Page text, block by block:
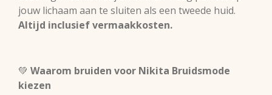
jouw lichaam aan te sluiten als een tweede huid.
Altijd inclusief vermaakkosten.
💚 Waarom bruiden voor Nikita Bruidsmode
kiezen